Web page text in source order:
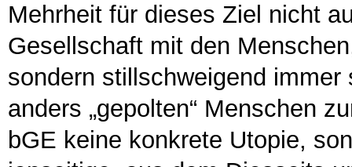
Mehrheit für dieses Ziel nicht
Gesellschaft mit den
sondern stillschweigend
anders „gepolten“ Menschen
bGE keine konkrete Utopie,